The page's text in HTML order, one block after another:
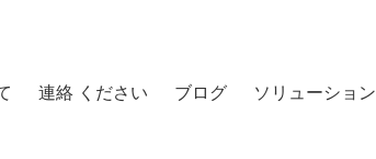
連絡 ください ブログ ソリューション